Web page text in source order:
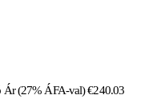
Ár (27% ÁFA-val)€240.03